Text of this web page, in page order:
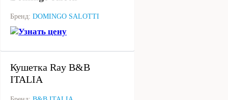
Бренд: DOMINGO SALOTTI
Узнать цену
Кушетка Ray B&B
ITALIA